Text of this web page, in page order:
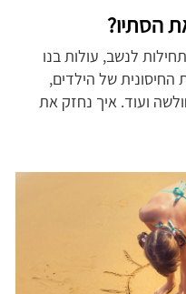
הסתיו?
לנשב, עולות בנו
של הילדים,
ועוד. איך נחזק את